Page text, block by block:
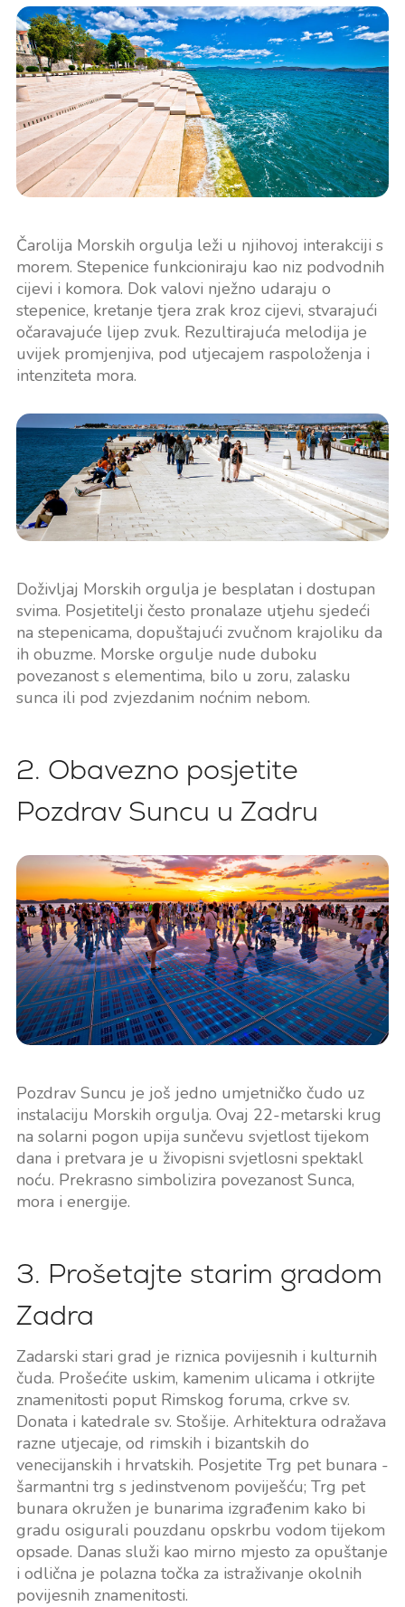
Čarolija Morskih orgulja leži u njihovoj interakciji s
morem. Stepenice funkcioniraju kao niz podvodnih
cijevi i komora. Dok valovi nježno udaraju o
stepenice, kretanje tjera zrak kroz cijevi, stvarajući
očaravajuće lijep zvuk. Rezultirajuća melodija je
uvijek promjenjiva, pod utjecajem raspoloženja i
intenziteta mora.
Doživljaj Morskih orgulja je besplatan i dostupan
svima. Posjetitelji često pronalaze utjehu sjedeći
na stepenicama, dopuštajući zvučnom krajoliku da
ih obuzme. Morske orgulje nude duboku
povezanost s elementima, bilo u zoru, zalasku
sunca ili pod zvjezdanim noćnim nebom.
2. Obavezno posjetite
Pozdrav Suncu u Zadru
Pozdrav Suncu je još jedno umjetničko čudo uz
instalaciju Morskih orgulja. Ovaj 22-metarski krug
na solarni pogon upija sunčevu svjetlost tijekom
dana i pretvara je u živopisni svjetlosni spektakl
noću. Prekrasno simbolizira povezanost Sunca,
mora i energije.
3. Prošetajte starim gradom
Zadra
Zadarski stari grad je riznica povijesnih i kulturnih
čuda. Prošećite uskim, kamenim ulicama i otkrijte
znamenitosti poput Rimskog foruma, crkve sv.
Donata i katedrale sv. Stošije. Arhitektura odražava
razne utjecaje, od rimskih i bizantskih do
venecijanskih i hrvatskih. Posjetite Trg pet bunara -
šarmantni trg s jedinstvenom poviješću; Trg pet
bunara okružen je bunarima izgrađenim kako bi
gradu osigurali pouzdanu opskrbu vodom tijekom
opsade. Danas služi kao mirno mjesto za opuštanje
i odlična je polazna točka za istraživanje okolnih
povijesnih znamenitosti.